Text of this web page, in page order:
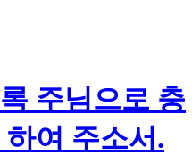
주님으로 충
여 주소서.